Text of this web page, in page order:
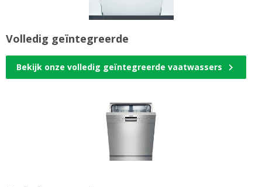
Volledig geïntegreerde
Bekijk onze volledig geïntegreerde vaatwassers